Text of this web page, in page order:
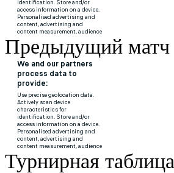
Предыдущий матч
Турнирная таблица